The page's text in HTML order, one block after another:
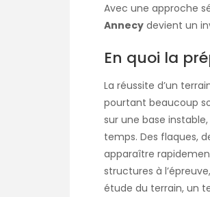
Avec une approche
Annecy devient un
En quoi la
La réussite d’un
pourtant beaucoup
sur une base
temps. Des flaques,
apparaître
structures à
étude du terrain, un